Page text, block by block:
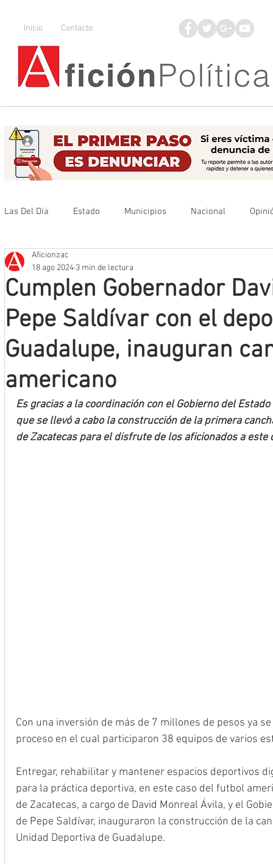
Inicio Contacto
Las Del Día Estado Municipios Nacional
Que no se olvide
Mineros LNBP
Cumplen Gobernador
Pepe Saldívar con el
Guadalupe, inauguran
americano
Aficionzac
18 ago 2024 3 min de lectura
Es gracias a la coordinación con el Gobierno del
que se llevó a cabo la construcción de la primera
de Zacatecas para el disfrute de los aficionados a este
Con una inversión de más de 7 millones de pesos ya
proceso en el cual participaron 38 equipos de varios
Entregar, rehabilitar y mantener espacios deportivos
para la práctica deportiva, en este caso del futbol
de Zacatecas, a cargo de David Monreal Ávila, y el
de Pepe Saldívar, inauguraron la construcción de la
Unidad Deportiva de Guadalupe.